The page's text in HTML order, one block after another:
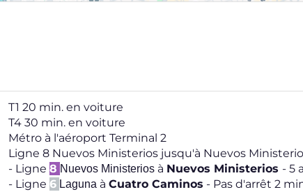
T1 20 min. en voiture
T4 30 min. en voiture
Métro à l'aéroport Terminal 2
Ligne 8 Nuevos Ministerios jusqu'à Nuevos
- Ligne8 Nuevos Ministerios à Nuevos Ministerios - 5
- Ligne 6 Laguna àCuatro Caminos - Pas d'arrêt 2